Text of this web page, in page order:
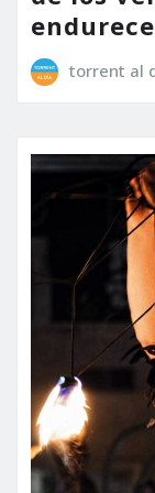
torrent al